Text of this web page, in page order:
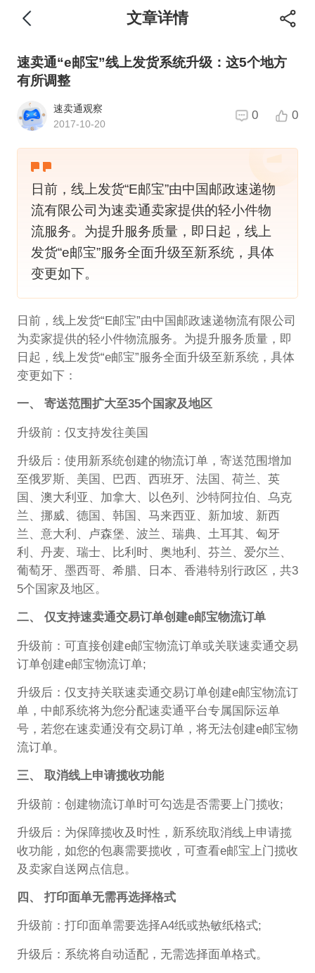
文章详情
速卖通“e邮宝”线上发货系统升级：这5个地方
有所调整
速卖通观察
2017-10-20
0 0
日前，线上发货“E邮宝”由中国邮政速递物
流有限公司为速卖通卖家提供的轻小件物
流服务。为提升服务质量，即日起，线上
发货“e邮宝”服务全面升级至新系统，具体
变更如下。
日前，线上发货“E邮宝”由中国邮政速递物流有限公司
为卖家提供的轻小件物流服务。为提升服务质量，即
日起，线上发货“e邮宝”服务全面升级至新系统，具体
变更如下：
一、 寄送范围扩大至35个国家及地区
升级前：仅支持发往美国
升级后：使用新系统创建的物流订单，寄送范围增加
至俄罗斯、美国、巴西、西班牙、法国、荷兰、英
国、澳大利亚、加拿大、以色列、沙特阿拉伯、乌克
兰、挪威、德国、韩国、马来西亚、新加坡、新西
兰、意大利、卢森堡、波兰、瑞典、土耳其、匈牙
利、丹麦、瑞士、比利时、奥地利、芬兰、爱尔兰、
葡萄牙、墨西哥、希腊、日本、香港特别行政区，共3
5个国家及地区。
二、 仅支持速卖通交易订单创建e邮宝物流订单
升级前：可直接创建e邮宝物流订单或关联速卖通交易
订单创建e邮宝物流订单;
升级后：仅支持关联速卖通交易订单创建e邮宝物流订
单，中邮系统将为您分配速卖通平台专属国际运单
号，若您在速卖通没有交易订单，将无法创建e邮宝物
流订单。
三、 取消线上申请揽收功能
升级前：创建物流订单时可勾选是否需要上门揽收;
升级后：为保障揽收及时性，新系统取消线上申请揽
收功能，如您的包裹需要揽收，可查看e邮宝上门揽收
及卖家自送网点信息。
四、 打印面单无需再选择格式
升级前：打印面单需要选择A4纸或热敏纸格式;
升级后：系统将自动适配，无需选择面单格式。